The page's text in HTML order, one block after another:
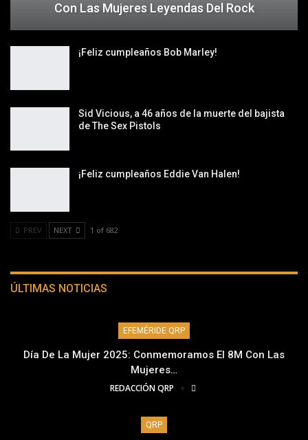
Con Las Mujeres Leyendas Del Rock
¡Feliz cumpleaños Bob Marley!
Sid Vicious, a 46 años de la muerte del bajista
de The Sex Pistols
¡Feliz cumpleaños Eddie Van Halen!
PREV NEXT 1 of 682
ÚLTIMAS NOTICIAS
EFEMÉRIDE QRP
Día De La Mujer 2025: Conmemoramos El 8M Con Las
Mujeres…
REDACCIÓN QRP
QRP